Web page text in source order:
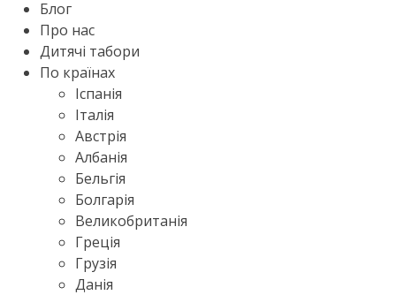
Блог
Про нас
Дитячі табори
По країнах
Іспанія
Італія
Австрія
Албанія
Бельгія
Болгарія
Великобританія
Греція
Грузія
Данія